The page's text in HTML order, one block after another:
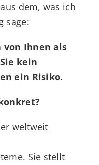
dem, was ich
sage:
von Ihnen als
kein
ein Risiko.
weltweit
Sie stellt